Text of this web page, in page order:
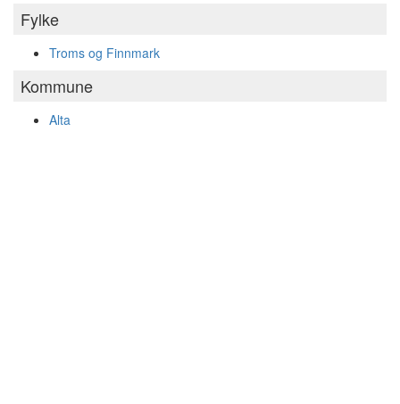
Fylke
Troms og Finnmark
Kommune
Alta